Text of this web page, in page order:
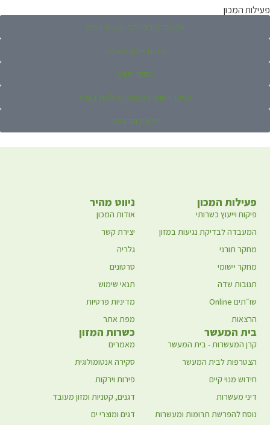
פעילות המכון
המעבדה לבדיקת נגיעות במזון
פיקוח וייעוץ כשרותי
מחקר תורני
מחקר יישומי במצוות התלויות בארץ
ימי עיון והרצאות
ניווט מהיר
אודות המכון
יצירת קשר
גלריה
סרטונים
תנאי שימוש
מדיניות פרטיות
מפת אתר
פעילות המכון
פיקוח וייעוץ כשרותי
המעבדה לבדיקת נגיעות במזון
מחקר תורני
מחקר יישומי
תנובות שדה
שו״תים Online
הרצאות
כשרות המזון
מאמרים
סקירה אנטומולוגית
פירות וירקות
דגנים, קטניות ומזון מעובד
דגים ומוצרי ים
בית המעשר
קרן המעשרות - בית המעשר
הצטרפות לבית המעשר
חידוש מנוי קיים
דיני מעשרות
נוסח להפרשת תרומות ומעשרות